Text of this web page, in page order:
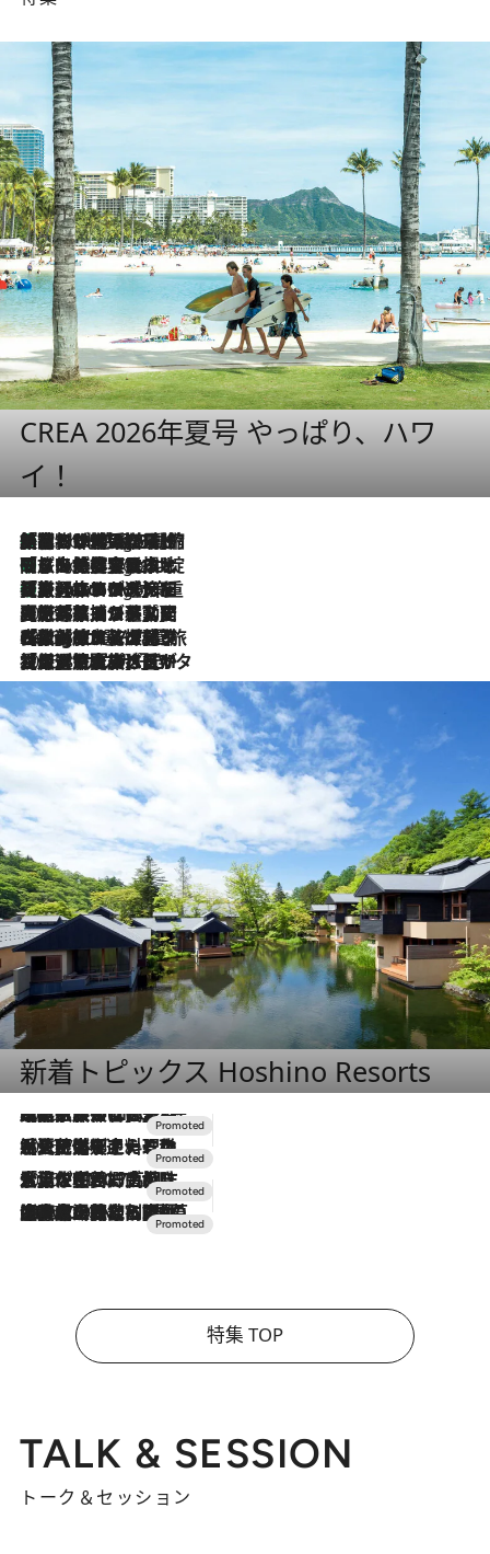
CREA 2026年夏号 やっぱり、ハワ
イ！
9 Hours Ago
「荷物が増えるほど旅ストレスは増す」美容ジャーナリストがたどり着いた最終結論。“化粧品を劇的に減らす”感動の凝縮美容とは
9 Hours Ago
「旅先には金髪ウィッグを持参」日本と同じメイクでは損してる!? 美容ジャーナリストが提案する“掟破りの旅美容”とは
9 Hours Ago
【厳選旅コスメ】「身軽さ＆UV対策重視！」ヘアアーティストshucoが選んだ夏旅ベストコスメを発表【Mサイズジップ】
2026.8.5
【厳選旅コスメ】国内をあちこち移動する河井菜摘が選んだ夏旅ベストコスメ発表！「リラックスアイテムはマスト」【Mサイズジップ】
2026.8.4
【厳選旅コスメ】「紫外線＆乾燥対策しながらメイク感も！」ヘア＆メイクGeorgeが選んだ夏旅ベストコスメを発表！【Mサイズジップ】
2026.8.3
【厳選旅コスメ】「保湿もタイパ重視！」“サウナ好き”タレント清水みさとが愛用する夏旅ベストコスメを発表！【Mサイズジップ】
新着トピックス Hoshino Resorts
2026.7.31
【ホテル帰省】という選択肢をOMOが提案。家族とほどよい距離を保つには「昼は実家、夜は気兼ねなくホテルで！」
2026.7.24
【夏限定ディナーコース】旬を迎える稚鮎や花ズッキーニなどをイタリア・トスカーナの郷土料理の手法で満喫！
2026.7.17
「土佐和ハーブかき氷」がOMO7高知に登場！生姜、山椒、大葉など目にも舌にも涼を呼ぶ郷土の味
2026.7.10
NEW OPEN！【界 草津】名湯の地に誕生。趣の異なる2種の温泉と上州ならではの会席・蕎麦割烹など美食を味わう究極の癒やし旅
特集 TOP
TALK & SESSION
トーク＆セッション